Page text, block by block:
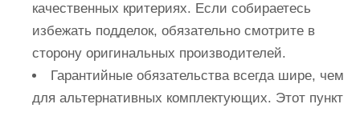
качественных критериях. Если собираетесь
избежать подделок, обязательно смотрите в
сторону оригинальных производителей.
Гарантийные обязательства всегда шире, чем
для альтернативных комплектующих. Этот пункт